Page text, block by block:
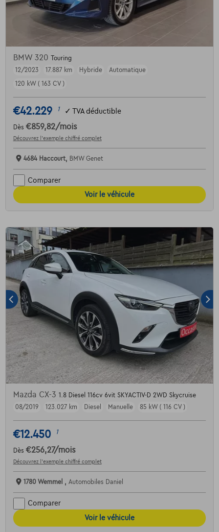
BMW 320
Touring
12/2023
17.887 km Hybride
Automatique
120 kW ( 163 CV )
€42.229 1 ✓ TVA déductible
Dès €859,82/mois
Découvrez l’exemple chiffré complet
4684 Haccourt, BMW Genet
Comparer
Voir le véhicule
Mazda CX-3 1.8 Diesel 116cv 6vit SKYACTIV-D 2WD Skycruise
08/2019
123.027 km Diesel Manuelle 85 kW ( 116 CV )
€12.450 1
Dès €256,27/mois
Découvrez l’exemple chiffré complet
1780 Wemmel , Automobiles Daniel
Comparer
Voir le véhicule